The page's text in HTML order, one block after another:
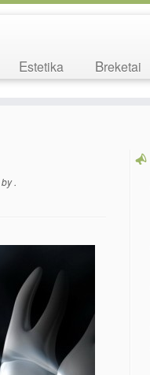
Estetika Breketai
by.